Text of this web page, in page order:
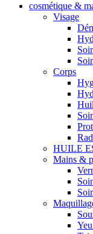
cosmétique &
Visage
Corps
HUILE
Mains &